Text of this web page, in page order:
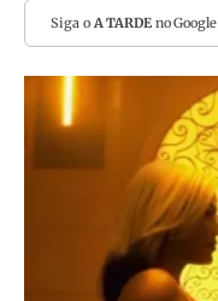
Siga o A TARDEno Google